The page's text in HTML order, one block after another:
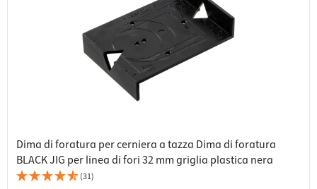
Dima di foratura per cerniera a tazza Dima di foratura
BLACK JIG per linea di fori 32 mm griglia plastica nera
(31)